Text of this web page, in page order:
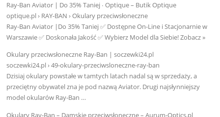
Ray-Ban Aviator | Do 35% Taniej ∙ Optique – Butik Optique
optique.pl › RAY-BAN › Okulary przeciwsłoneczne
Ray-Ban Aviator |Do 35% Taniej ✅ Dostępne On-Line i Stacjonarnie w
Warszawie ✅ Doskonała Jakość ✅ Wybierz Model dla Siebie! Zobacz »
Okulary przeciwsłoneczne Ray-Ban | soczewki24.pl
soczewki24.pl › 49-okulary-przeciwsloneczne-ray-ban
Dzisiaj okulary powstałe w tamtych latach nadal są w sprzedaży, a
przeciętny obywatel zna je pod nazwą Aviator. Drugi najsłynniejszy
model okularów Ray-Ban …
Okulary Ray-Ban – Damskie przeciwsłoneczne – Aurum-Optics.pl